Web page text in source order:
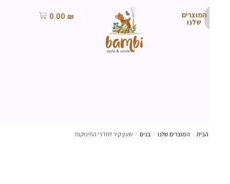
המוצרים 0.00
המוצרים שלנו / בנים שעון קיר לחדרי התינוקות